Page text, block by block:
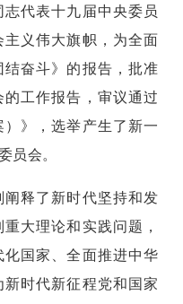
代表十九届中央委员
义伟大旗帜，为全面
奋斗》的报告，批准
工作报告，审议通过
》，选举产生了新一
员会。
释了新时代坚持和发
大理论和实践问题，
国家、全面推进中华
时代新征程党和国家